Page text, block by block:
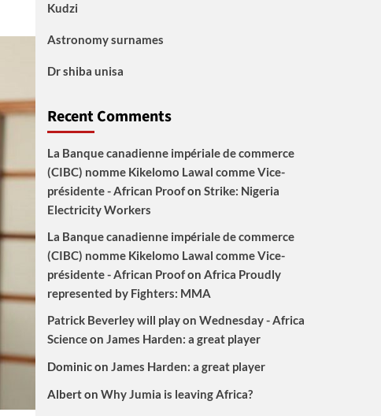
Kudzi
Astronomy surnames
Dr shiba unisa
Recent Comments
La Banque canadienne impériale de commerce
(CIBC) nomme Kikelomo Lawal comme Vice-
présidente - African Proofon Strike: Nigeria
Electricity Workers
La Banque canadienne impériale de commerce
(CIBC) nomme Kikelomo Lawal comme Vice-
présidente - African Proofon Africa Proudly
represented by Fighters: MMA
Patrick Beverley will play on Wednesday - Africa
Scienceon James Harden: a great player
Dominicon James Harden: a great player
Alberton Why Jumia is leaving Africa?